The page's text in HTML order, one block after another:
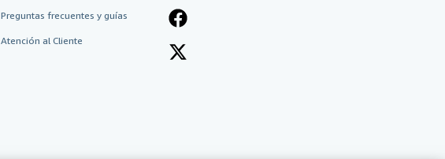
Preguntas frecuentes y guías
Atención al Cliente